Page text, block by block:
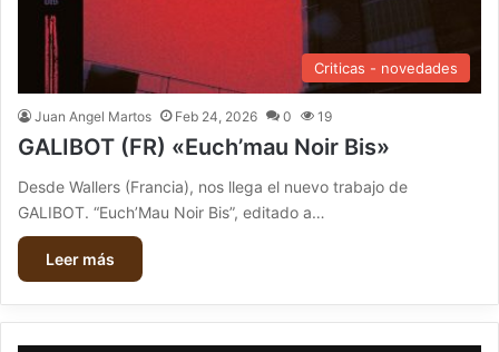
Criticas - novedades
Juan Angel Martos Feb 24, 2026 0 19
GALIBOT (FR) «Euch’mau Noir Bis»
Desde Wallers (Francia), nos llega el nuevo trabajo de
GALIBOT. “Euch’Mau Noir Bis”, editado a…
Leer más